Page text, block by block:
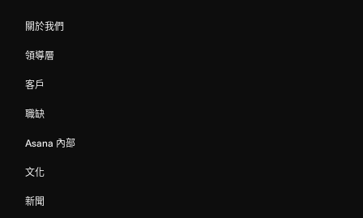
關於我們
領導層
客戶
職缺
Asana 內部
文化
新聞